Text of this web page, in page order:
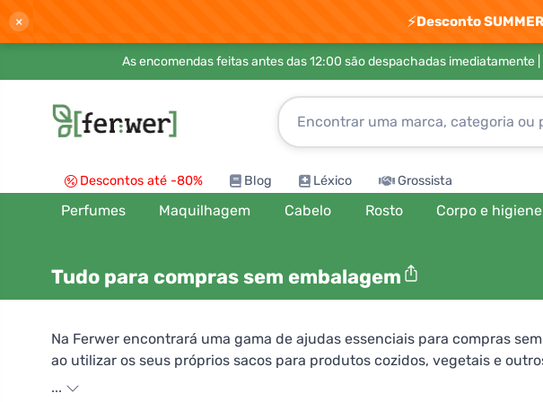
× ⚡Desconto
As encomendas feitas antes das 12:00 são despachadas imediatamente |
Descontos até -80% Blog Léxico Grossista
Perfumes Maquilhagem Cabelo Rosto Corpo e higiene
Tudo para compras sem embalagem
Na Ferwer encontrará uma gama de ajudas essenciais para compras
ao utilizar os seus próprios sacos para produtos cozidos, vegetais e
como com todas as outras alternativas amigas do ambiente, também
...